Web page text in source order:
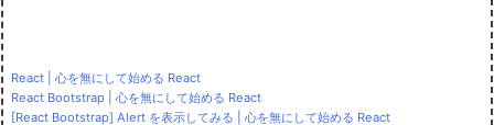
React | 心を無にして始める React
React Bootstrap | 心を無にして始める React
[React Bootstrap] Alert を表示してみる | 心を無にして始める React